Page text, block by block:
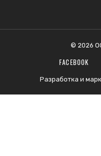
© 2026
FACEBOOK
Разработка и